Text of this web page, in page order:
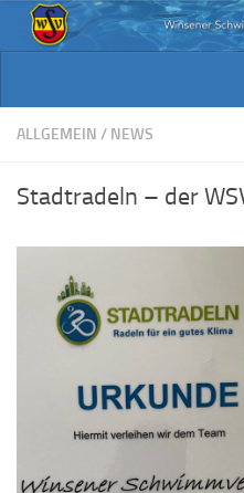
Verein / Kontakt
Beiträge & Downloads
Aktuelles
Trainingsplan
Verein / Kontakt
Sponsoren
Fotos
Kennst Du schon…
ALLGEMEIN / NEWS
Stadtradeln – der